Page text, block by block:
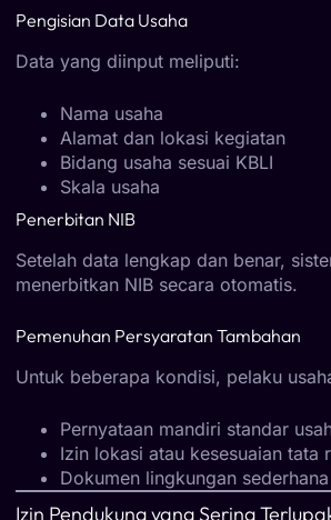
Pengisian Data Usaha
Data yang diinput meliputi:
Nama usaha
Alamat dan lokasi kegiatan
Bidang usaha sesuai KBLI
Skala usaha
Penerbitan NIB
Setelah data lengkap dan benar,
menerbitkan NIB secara otomatis.
Pemenuhan Persyaratan Tambahan
Untuk beberapa kondisi, pelaku
Pernyataan mandiri standar
Izin lokasi atau kesesuaian tata
Dokumen lingkungan sederhana
Izin Pendukung yang Sering